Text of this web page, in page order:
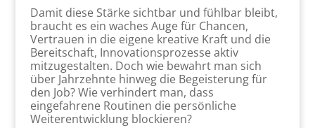
Damit diese Stärke sichtbar und fühlbar bleibt,
braucht es ein waches Auge für Chancen,
Vertrauen in die eigene kreative Kraft und die
Bereitschaft, Innovationsprozesse aktiv
mitzugestalten. Doch wie bewahrt man sich
über Jahrzehnte hinweg die Begeisterung für
den Job? Wie verhindert man, dass
eingefahrene Routinen die persönliche
Weiterentwicklung blockieren?